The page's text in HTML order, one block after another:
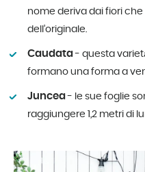
nome deriva dai fiori
dell’originale.
Caudata- questa
formano una forma a
Juncea- le sue foglie
raggiungere 1,2 metri di